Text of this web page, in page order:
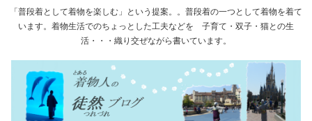
「普段着として着物を楽しむ」という提案。。普段着の一つとして着物を着て
います。着物生活でのちょっとした工夫などを 子育て・双子・猫との生
活・・・織り交ぜながら書いています。